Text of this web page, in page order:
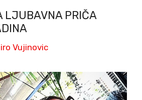
LJUBAVNA PRIČA
Vujinovic